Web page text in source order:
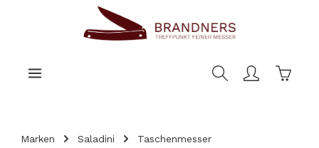
Marken Saladini Taschenmesser